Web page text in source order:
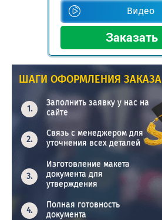
Видео
ШАГИ ОФОРМЛЕНИЯ ЗАКАЗА
Заполнить заявку у нас на
сайте
Связь с менеджером для
уточнения всех деталей
Изготовление макета
документа для
утверждения
Полная готовность
документа